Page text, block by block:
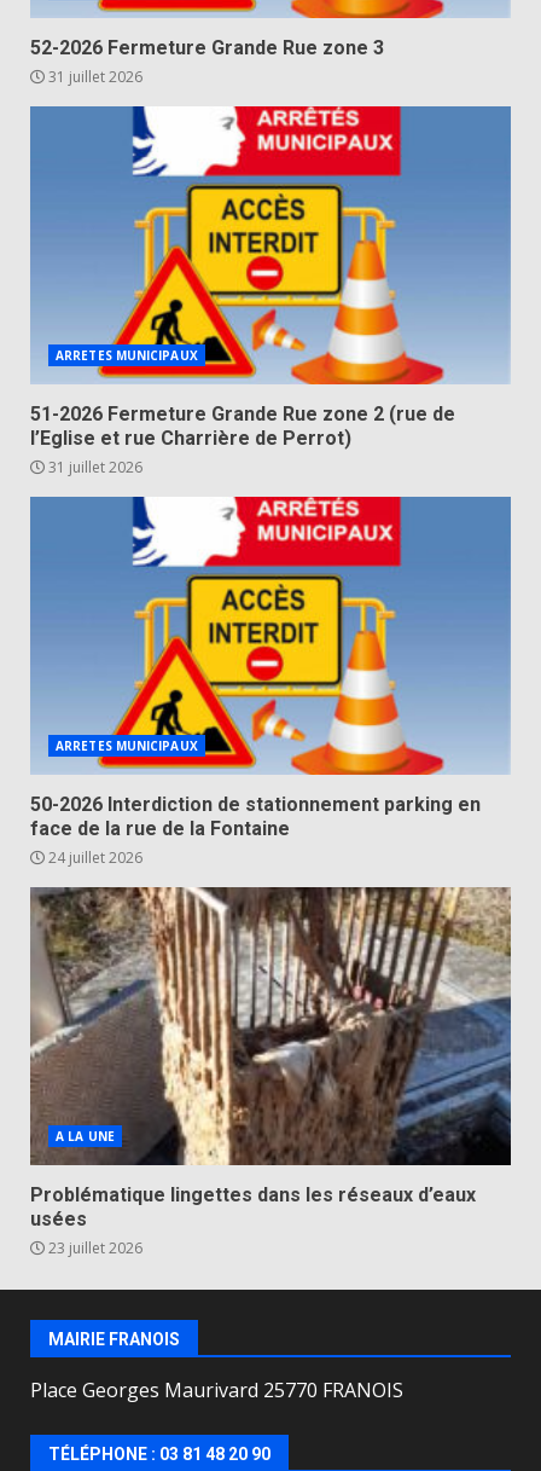
52-2026 Fermeture Grande Rue zone 3
31 juillet 2026
ARRETES MUNICIPAUX
51-2026 Fermeture Grande Rue zone 2 (rue de
l’Eglise et rue Charrière de Perrot)
31 juillet 2026
ARRETES MUNICIPAUX
50-2026 Interdiction de stationnement parking en
face de la rue de la Fontaine
24 juillet 2026
A LA UNE
Problématique lingettes dans les réseaux d’eaux
usées
23 juillet 2026
MAIRIE FRANOIS
Place Georges Maurivard 25770 FRANOIS
TÉLÉPHONE : 03 81 48 20 90